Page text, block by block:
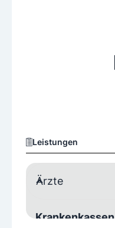
Leistungen
Ärzte
Krankenkassen